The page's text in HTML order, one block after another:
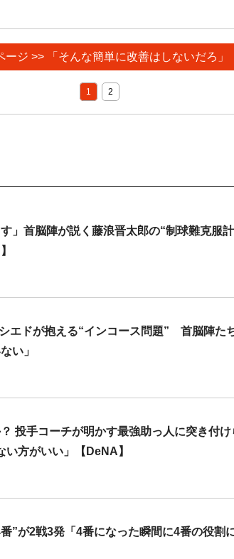
ージ >> 「そんな簡単に改善はしないだろ」
1 2
す」首脳陣が説く藤浪晋太郎の“制球難克
エドが抱える“インコース問題” 首脳陣た
い」
投手コーチが明かす最強助っ人に突き付
方がいい」【DeNA】
が2戦3発「4番になった瞬間に4番の役割